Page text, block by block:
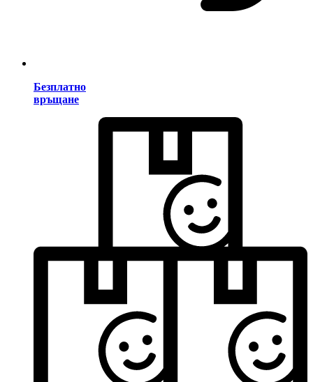
Безплатно
връщане